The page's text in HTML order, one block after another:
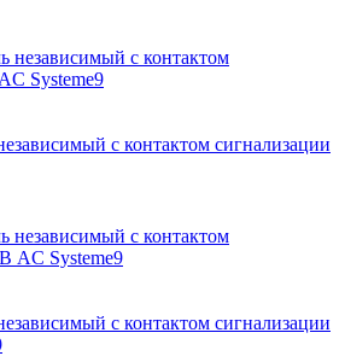
с контактом сигнализации
с контактом сигнализации